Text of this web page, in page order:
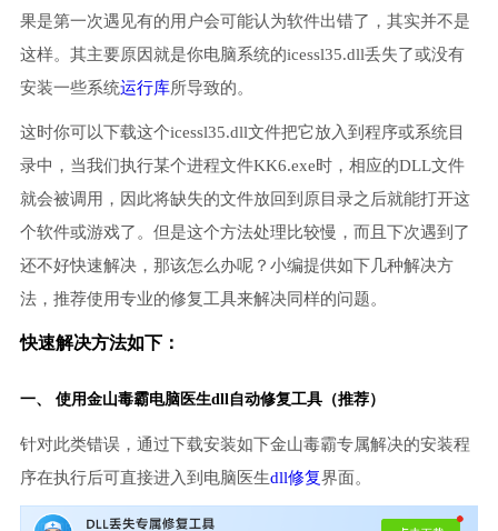
果是第一次遇见有的用户会可能认为软件出错了，其实并不是
这样。其主要原因就是你电脑系统的icessl35.dll丢失了或没有
安装一些系统运行库所导致的。
这时你可以下载这个icessl35.dll文件把它放入到程序或系统目
录中，当我们执行某个进程文件KK6.exe时，相应的DLL文件
就会被调用，因此将缺失的文件放回到原目录之后就能打开这
个软件或游戏了。但是这个方法处理比较慢，而且下次遇到了
还不好快速解决，那该怎么办呢？小编提供如下几种解决方
法，推荐使用专业的修复工具来解决同样的问题。
快速解决方法如下：
一、 使用金山毒霸电脑医生dll自动修复工具（推荐）
针对此类错误，通过下载安装如下金山毒霸专属解决的安装程
序在执行后可直接进入到电脑医生dll修复界面。